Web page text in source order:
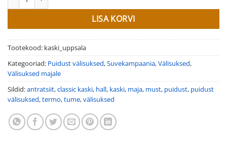
LISA KORVI
Tootekood: kaski_uppsala
Kategooriad: Puidust välisuksed,Suvekampaania,Välisuksed,
Välisuksed majale
Sildid:antratsiit,classic kaski, hall, kaski, maja, must, puidust, puidust
välisuksed,termo,tume,välisuksed